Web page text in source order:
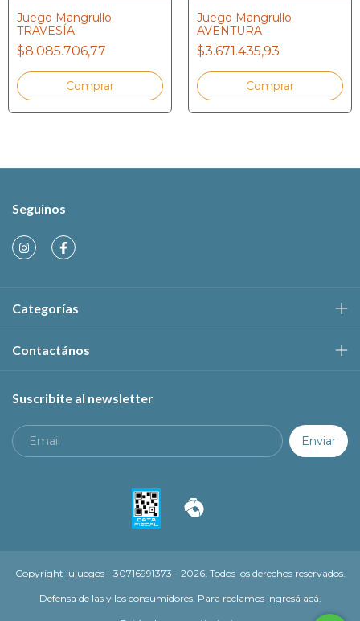
Juego Mangrullo
TRAVESÍA
$8.085.706,77
Juego Mangrullo
AVENTURA
$3.671.435,93
Seguinos
Categorías
Contactános
Suscribite al newsletter
Copyright iujuegos - 30716991373 - 2026. Todos los derechos reservados.
Defensa de las y los consumidores. Para reclamos ingresá acá.